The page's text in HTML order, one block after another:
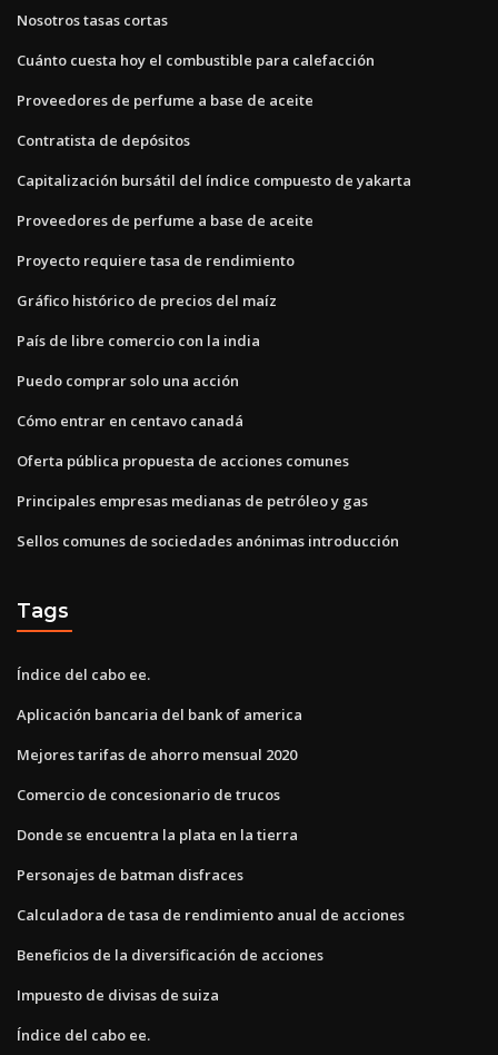
Nosotros tasas cortas
Cuánto cuesta hoy el combustible para calefacción
Proveedores de perfume a base de aceite
Contratista de depósitos
Capitalización bursátil del índice compuesto de yakarta
Proveedores de perfume a base de aceite
Proyecto requiere tasa de rendimiento
Gráfico histórico de precios del maíz
País de libre comercio con la india
Puedo comprar solo una acción
Cómo entrar en centavo canadá
Oferta pública propuesta de acciones comunes
Principales empresas medianas de petróleo y gas
Sellos comunes de sociedades anónimas introducción
Tags
Índice del cabo ee.
Aplicación bancaria del bank of america
Mejores tarifas de ahorro mensual 2020
Comercio de concesionario de trucos
Donde se encuentra la plata en la tierra
Personajes de batman disfraces
Calculadora de tasa de rendimiento anual de acciones
Beneficios de la diversificación de acciones
Impuesto de divisas de suiza
Índice del cabo ee.